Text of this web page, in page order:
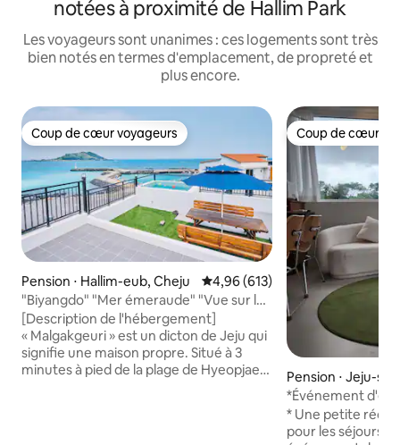
notées à proximité de Hallim Park
Les voyageurs sont unanimes : ces logements sont très
bien notés en termes d'emplacement, de propreté et
plus encore.
Coup de cœur voyageurs
Coup de cœur voyageurs
Pension ⋅ Hallim-eub, Cheju Évaluation moyenne sur la
4,96 (613)
"Biyangdo" "Mer émeraude" "Vue sur la
plage de Hyeopjae"/3ème étage, toit,
maison privée "Malgakgeuri Hyeopjae"
[Description de l'hébergement]
« Malgakgeuri » est un dicton de Jeju qui
signifie une maison propre. Situé à 3
minutes à pied de la plage de Hyeopjae, il
Coup de cœur
Coup de cœur
Pension ⋅ Jeju-si
*Événement
jacuzzi*
Stayfind]
* Une petite
pour les séjours